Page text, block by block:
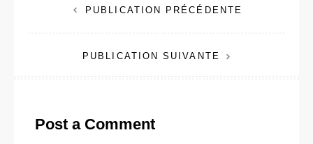
Navigation
de
l’article
PUBLICATION PRÉCÉDENTE
PUBLICATION SUIVANTE
Post a Comment